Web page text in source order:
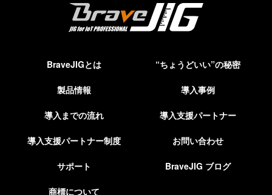
BraveJIGとは “ちょうどいい”の秘密
製品情報 導入事例
導入までの流れ 導入支援パートナー
導入支援パートナー制度 お問い合わせ
商標について
BraveJIG ブログ
サポート